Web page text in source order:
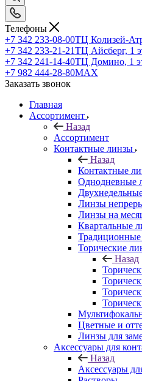
Телефоны
+7 342 233-08-00ТЦ Колизей-
+7 342 233-21-21ТЦ Айсберг, 1
+7 342 241-14-40ТЦ Домино, 1
+7 982 444-28-80MAX
Заказать звонок
Главная
Ассортимент
Назад
Ассортимент
Контактные линзы
Назад
Контактные
Однодневные
Линзы
Линзы на
Квартальные
Торические
Назад
Цветные и
Линзы для
Аксессуары для
Назад
Аксессуары